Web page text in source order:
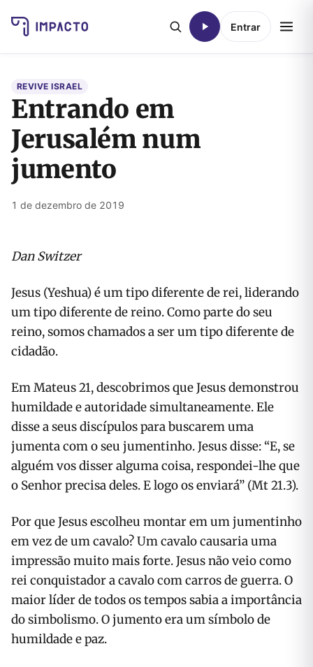
Entrar
REVIVE ISRAEL
Entrando em
Jerusalém num
jumento
1 de dezembro de 2019
Dan Switzer
Jesus (Yeshua) é um tipo diferente de rei, liderando
um tipo diferente de reino. Como parte do seu
reino, somos chamados a ser um tipo diferente de
cidadão.
Em Mateus 21, descobrimos que Jesus demonstrou
humildade e autoridade simultaneamente. Ele
disse a seus discípulos para buscarem uma
jumenta com o seu jumentinho. Jesus disse: “E, se
alguém vos disser alguma coisa, respondei-lhe que
o Senhor precisa deles. E logo os enviará” (Mt 21.3).
Por que Jesus escolheu montar em um jumentinho
em vez de um cavalo? Um cavalo causaria uma
impressão muito mais forte. Jesus não veio como
rei conquistador a cavalo com carros de guerra. O
maior líder de todos os tempos sabia a importância
do simbolismo. O jumento era um símbolo de
humildade e paz.